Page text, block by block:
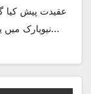
نیویارک میں یہ تقریب اقوام متحدہ کے امن اہلکاروں…